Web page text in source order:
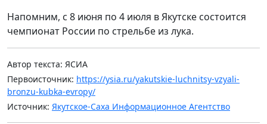
Напомним, с 8 июня по 4 июля в Якутске состоится
чемпионат России по стрельбе из лука.
Автор текста: ЯСИА
Первоисточник: https://ysia.ru/yakutskie-luchnitsy-vzyali-
bronzu-kubka-evropy/
Источник: Якутское-Саха Информационное Агентство